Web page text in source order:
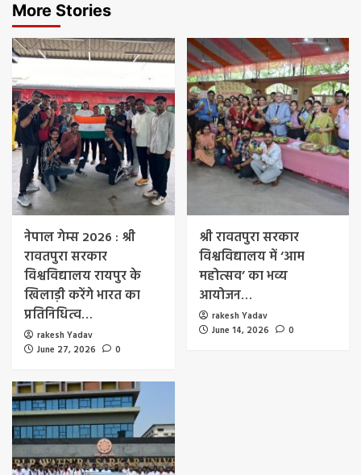
More Stories
नेपाल गेम्स 2026 : श्री
रावतपुरा सरकार
विश्वविद्यालय रायपुर के
खिलाड़ी करेंगे भारत का
प्रतिनिधित्व…
rakesh Yadav
June 27, 2026
0
श्री रावतपुरा सरकार
विश्वविद्यालय में ‘आम
महोत्सव’ का भव्य
आयोजन…
rakesh Yadav
June 14, 2026
0